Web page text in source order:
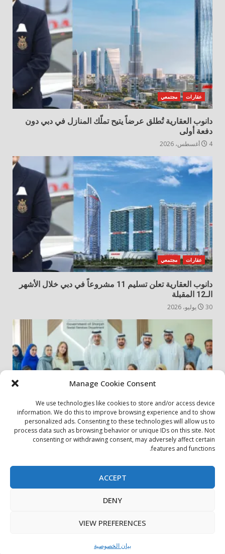
Manage Cookie Consent
We use technologies like cookies to store and/or access device
information. We do this to improve browsing experience and to show
personalized ads. Consenting to these technologies will allow us to
process data such as browsing behavior or unique IDs on this site. Not
consenting or withdrawing consent, may adversely affect certain
features and functions.
ACCEPT
DENY
VIEW PREFERENCES
بيان الخصوصية
عقارات مجتمعي
دانوب العقارية تُطلق عرضاً يتيح تملّك المنازل في دبي دون
دفعة أولى
4 أغسطس، 2026
عقارات مجتمعي
دانوب العقارية تعلن تسليم 11 مشروعاً في دبي خلال الأشهر
الـ12 المقبلة
30 يوليو، 2026
أخبار المجتمع مجتمعي
الشارقة لإدارة الأصول تنظم زيارة إلى دار رعاية المسنين
بيان الخصوصية سياسة ملفات تعريف الارتباط
اتصل بنا
حول الموقع
Copyright © All rights reserved.|DarkNews